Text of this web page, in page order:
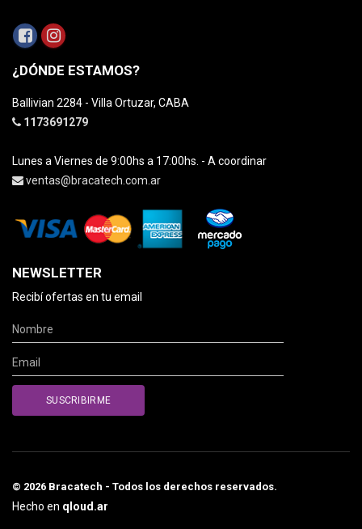
¿DÓNDE ESTAMOS?
Ballivian 2284 - Villa Ortuzar, CABA
1173691279
Lunes a Viernes de 9:00hs a 17:00hs. - A coordinar
ventas@bracatech.com.ar
NEWSLETTER
Recibí ofertas en tu email
© 2026 Bracatech - Todos los derechos reservados.
Hecho en qloud.ar